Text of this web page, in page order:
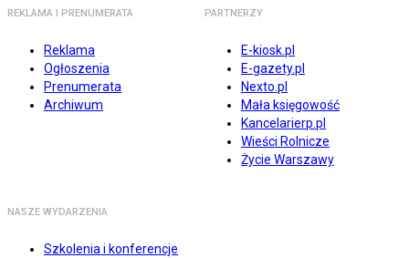
REKLAMA I PRENUMERATA
Reklama
Ogłoszenia
Prenumerata
Archiwum
PARTNERZY
E-kiosk.pl
E-gazety.pl
Nexto.pl
Mała księgowość
Kancelarierp.pl
Wieści Rolnicze
Życie Warszawy
NASZE WYDARZENIA
Szkolenia i konferencje